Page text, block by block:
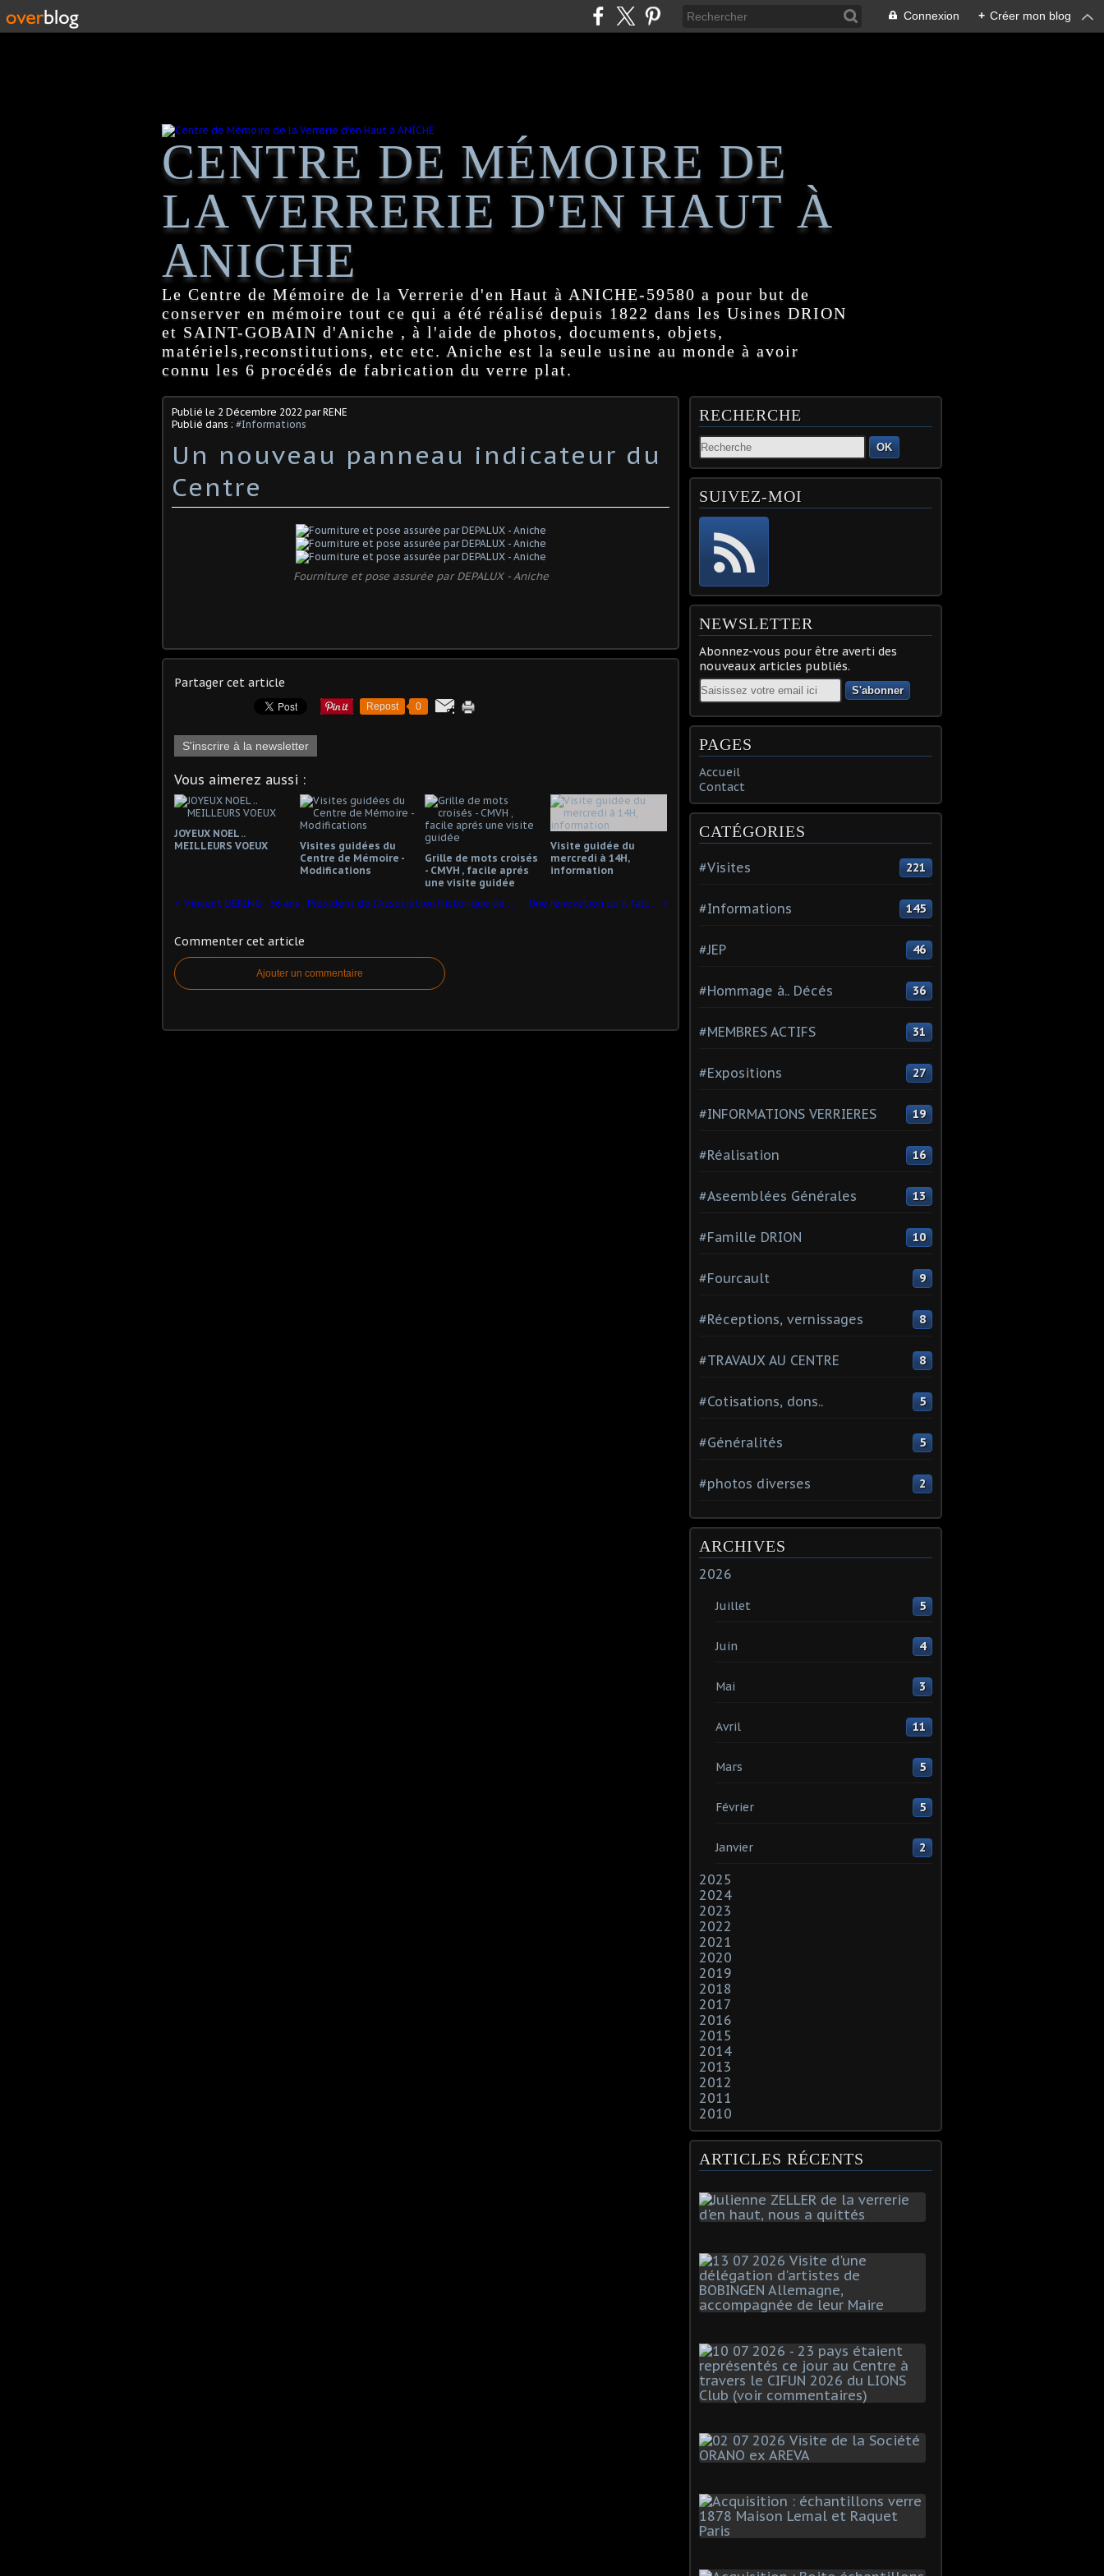
Connexion + Créer mon blog
CENTRE DE MÉMOIRE DE
LA VERRERIE D'EN HAUT À
ANICHE
Le Centre de Mémoire de la Verrerie d'en Haut à ANICHE-59580 a pour but de
conserver en mémoire tout ce qui a été réalisé depuis 1822 dans les Usines DRION
et SAINT-GOBAIN d'Aniche , à l'aide de photos, documents, objets,
matériels,reconstitutions, etc etc. Aniche est la seule usine au monde à avoir
connu les 6 procédés de fabrication du verre plat.
Publié le 2 Décembre 2022 par RENE
Publié dans : #Informations
Un nouveau panneau indicateur du
Centre
Fourniture et pose assurée par DEPALUX - Aniche
Partager cet article
Repost 0
S'inscrire à la newsletter
Vous aimerez aussi :
JOYEUX NOEL ..
MEILLEURS VOEUX
Visites guidées du
Centre de Mémoire -
Modifications
Grille de mots croisés
- CMVH , facile aprés
une visite guidée
Visite guidée du
mercredi à 14H,
information
Vincent DERING , 56 ans , Président de l'Association Historique de Saint-Gobain nous a quitté cette nuit Une rénovation qu'il fallait aussi faire ....
Commenter cet article
Ajouter un commentaire
RECHERCHE
OK
SUIVEZ-MOI
NEWSLETTER
Abonnez-vous pour être averti des
nouveaux articles publiés.
Email
PAGES
Accueil
Contact
CATÉGORIES
#Visites 221
#Informations 145
#JEP 46
#Hommage à.. Décés 36
#MEMBRES ACTIFS 31
#Expositions 27
#INFORMATIONS VERRIERES 19
#Réalisation 16
#Aseemblées Générales 13
#Famille DRION 10
#Fourcault 9
#Réceptions, vernissages 8
#TRAVAUX AU CENTRE 8
#Cotisations, dons.. 5
#Généralités 5
#photos diverses 2
ARCHIVES
2026
Juillet 5
Juin 4
Mai 3
Avril 11
Mars 5
Février 5
Janvier 2
2025
2024
2023
2022
2021
2020
2019
2018
2017
2016
2015
2014
2013
2012
2011
2010
ARTICLES RÉCENTS